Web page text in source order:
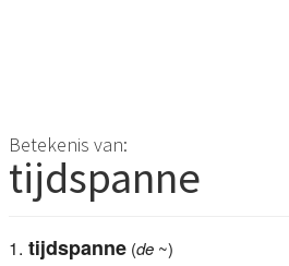
Betekenis van:
tijdspanne
tijdspanne(de~)